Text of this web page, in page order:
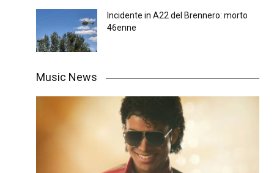
Incidente in A22 del Brennero: morto
46enne
Music News